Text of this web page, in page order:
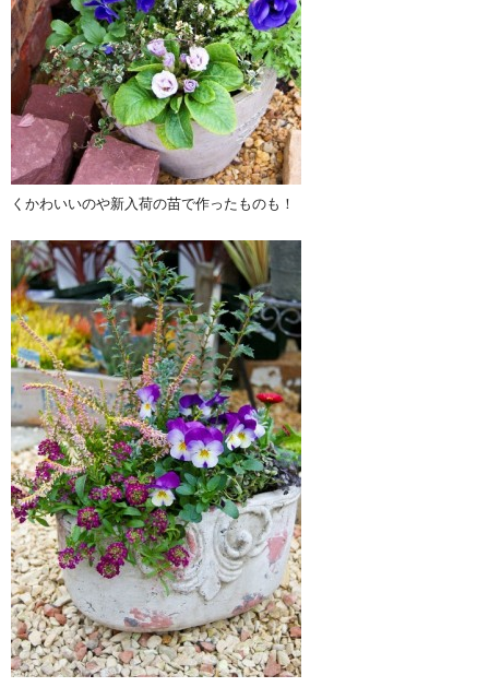
くかわいいのや新入荷の苗で作ったものも！